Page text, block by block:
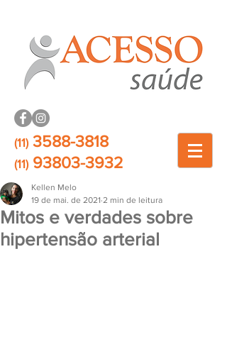
(11)3588-3818
(11)93803-3932
Mitos e verdades sobre
hipertensão arterial
Kellen Melo
19 de mai. de 2021 2 min de leitura